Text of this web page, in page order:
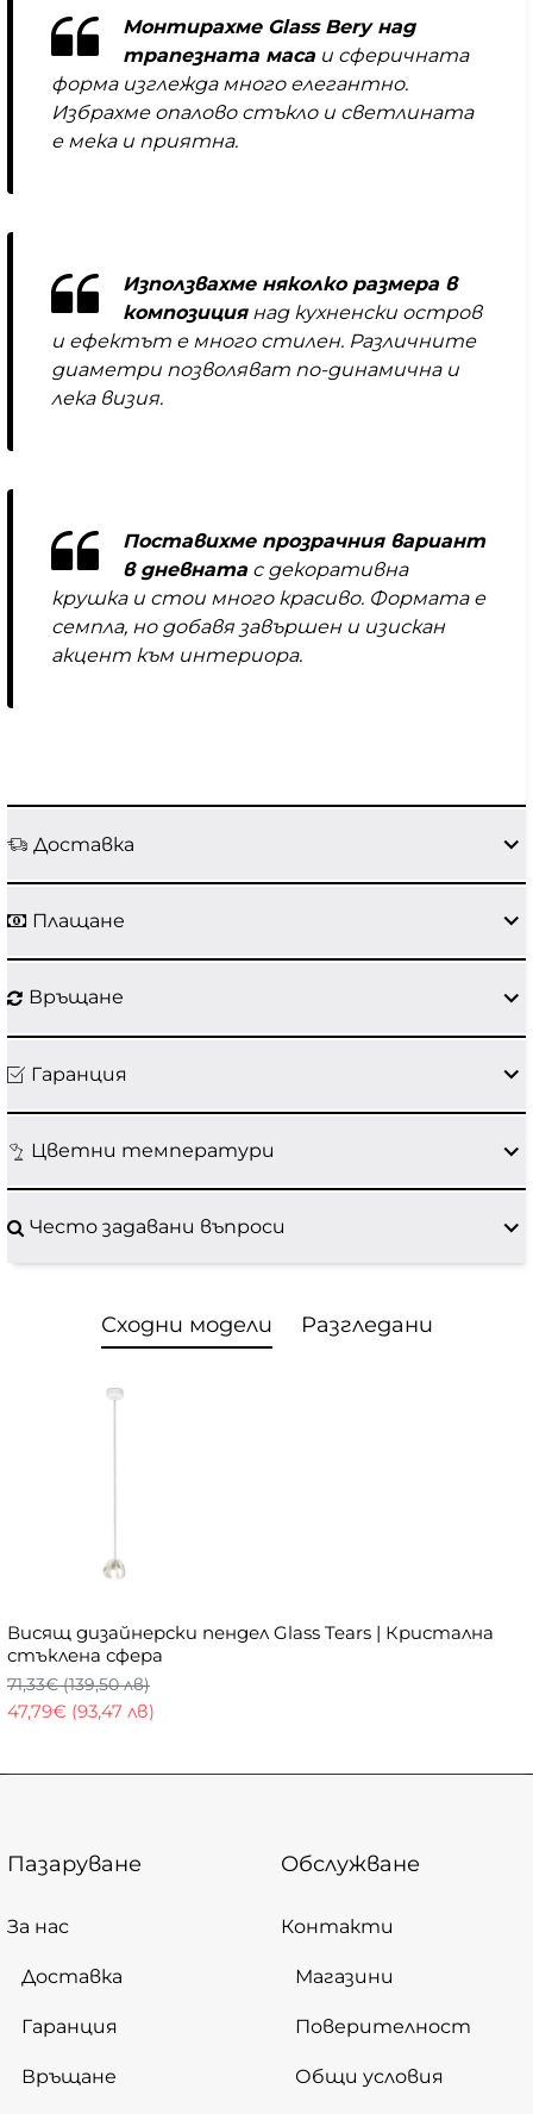
Монтирахме Glass Bery над
трапезната маса и сферичната
форма изглежда много елегантно.
Избрахме опалово стъкло и светлината
е мека и приятна.
Използвахме няколко размера в
композициянад кухненски остров
и ефектът е много стилен. Различните
диаметри позволяват по-динамична и
лека визия.
Поставихме прозрачния вариант
в дневната с декоративна
крушка и стои много красиво. Формата е
семпла, но добавя завършен и изискан
акцент към интериора.
Доставка
Плащане
Връщане
Гаранция
Цветни температури
Често задавани въпроси
Сходни модели Разгледани
Висящ дизайнерски пендел Glass Tears | Кристална
стъклена сфера
47,79€ (93,47 лв)
71,33€ (139,50 лв)
Пазаруване
За нас
Доставка
Гаранция
Връщане
Обслужване
Контакти
Магазини
Поверителност
Общи условия